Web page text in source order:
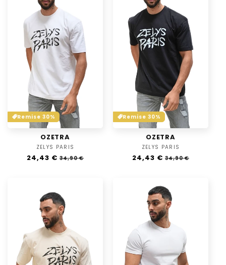
Remise 30%
OZETRA
Vendor:
ZELYS PARIS
Regular
24,43 € Sale
34,90 €
Remise 30%
OZETRA
Vendor:
ZELYS PARIS
Regular
24,43 € Sale
34,90 €